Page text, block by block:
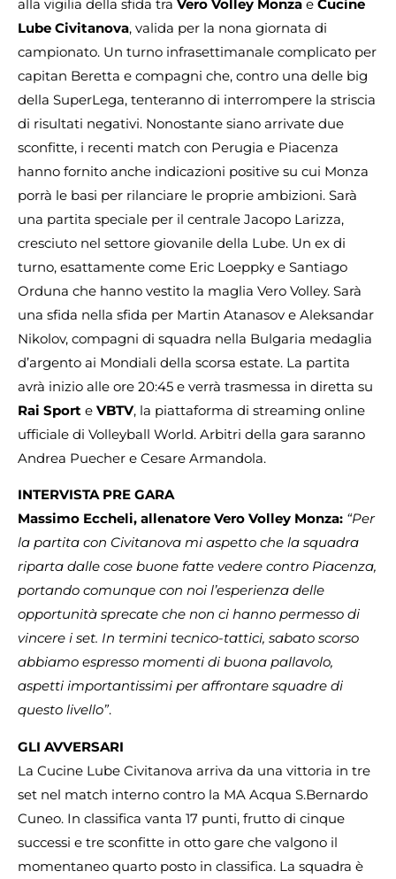
alla vigilia della sfida tra Vero Volley Monza e Cucine
Lube Civitanova, valida per la nona giornata di
campionato. Un turno infrasettimanale complicato per
capitan Beretta e compagni che, contro una delle big
della SuperLega, tenteranno di interrompere la striscia
di risultati negativi. Nonostante siano arrivate due
sconfitte, i recenti match con Perugia e Piacenza
hanno fornito anche indicazioni positive su cui Monza
porrà le basi per rilanciare le proprie ambizioni. Sarà
una partita speciale per il centrale Jacopo Larizza,
cresciuto nel settore giovanile della Lube. Un ex di
turno, esattamente come Eric Loeppky e Santiago
Orduna che hanno vestito la maglia Vero Volley. Sarà
una sfida nella sfida per Martin Atanasov e Aleksandar
Nikolov, compagni di squadra nella Bulgaria medaglia
d’argento ai Mondiali della scorsa estate. La partita
avrà inizio alle ore 20:45 e verrà trasmessa in diretta su
Rai Sport e VBTV, la piattaforma di streaming online
ufficiale di Volleyball World. Arbitri della gara saranno
Andrea Puecher e Cesare Armandola.
INTERVISTA PRE GARA
Massimo Eccheli, allenatore Vero Volley Monza: “Per
la partita con Civitanova mi aspetto che la squadra
riparta dalle cose buone fatte vedere contro Piacenza,
portando comunque con noi l’esperienza delle
opportunità sprecate che non ci hanno permesso di
vincere i set. In termini tecnico-tattici, sabato scorso
abbiamo espresso momenti di buona pallavolo,
aspetti importantissimi per affrontare squadre di
questo livello”.
GLI AVVERSARI
La Cucine Lube Civitanova arriva da una vittoria in tre
set nel match interno contro la MA Acqua S.Bernardo
Cuneo. In classifica vanta 17 punti, frutto di cinque
successi e tre sconfitte in otto gare che valgono il
momentaneo quarto posto in classifica. La squadra è